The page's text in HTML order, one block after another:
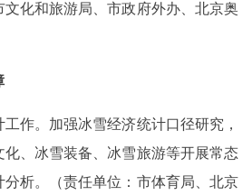
化和旅游局、市政府外办、北京奥
。加强冰雪经济统计口径研究，
化、冰雪装备、冰雪旅游等开展常态
析。（责任单位：市体育局、北京